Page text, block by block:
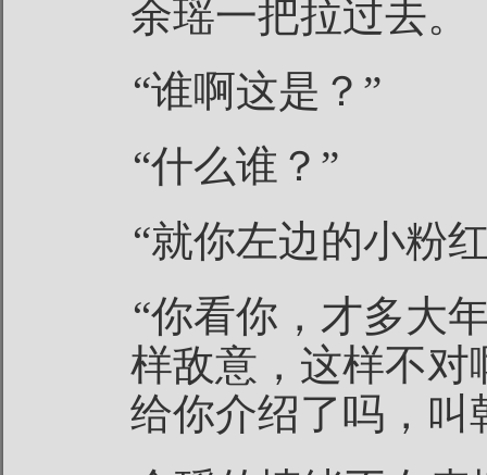
余瑶一把拉过去。
“谁啊这是？”
“什么谁？”
“就你左边的小粉
“你看你，才多大
样敌意，这样不对
给你介绍了吗，叫